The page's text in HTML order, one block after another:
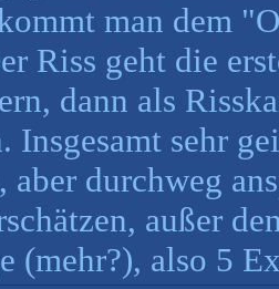
man dem
Riss geht die
dann als
Insgesamt sehr
aber durchweg
außer
(mehr?), also 5